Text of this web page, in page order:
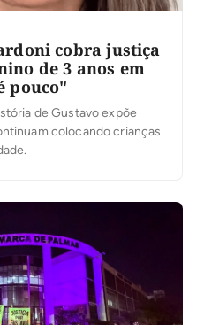
cobra justiça
de 3 anos em
pouco"
de Gustavo expõe
colocando crianças